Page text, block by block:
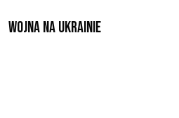
Wojna na Ukrainie